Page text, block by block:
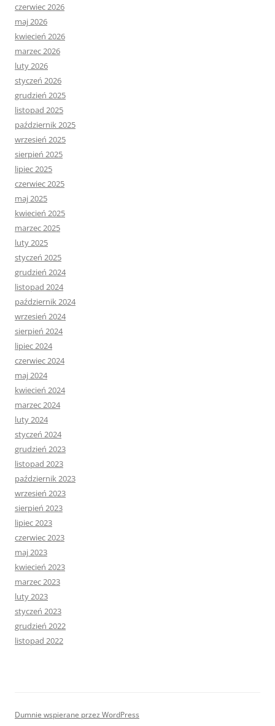
czerwiec 2026
maj 2026
kwiecień 2026
marzec 2026
luty 2026
styczeń 2026
grudzień 2025
listopad 2025
październik 2025
wrzesień 2025
sierpień 2025
lipiec 2025
czerwiec 2025
maj 2025
kwiecień 2025
marzec 2025
luty 2025
styczeń 2025
grudzień 2024
listopad 2024
październik 2024
wrzesień 2024
sierpień 2024
lipiec 2024
czerwiec 2024
maj 2024
kwiecień 2024
marzec 2024
luty 2024
styczeń 2024
grudzień 2023
listopad 2023
październik 2023
wrzesień 2023
sierpień 2023
lipiec 2023
czerwiec 2023
maj 2023
kwiecień 2023
marzec 2023
luty 2023
styczeń 2023
grudzień 2022
listopad 2022
Dumnie wspierane przez WordPress